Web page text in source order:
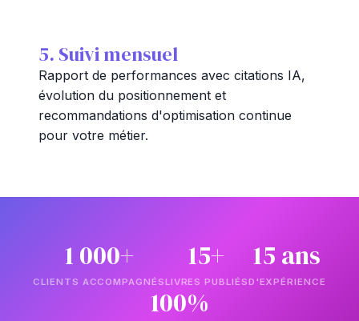
5. Suivi mensuel
Rapport de performances avec citations IA,
évolution du positionnement et
recommandations d'optimisation continue
pour votre métier.
1 000+
CLIENTS ACCOMPAGNÉS
15+
LIVRES PUBLIÉS
15 ans
D'EXPÉRIENCE
100%